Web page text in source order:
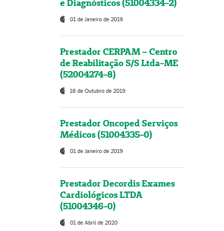
e Diagnósticos (51004334-2)
01 de Janeiro de 2019
Prestador CERPAM – Centro
de Reabilitação S/S Ltda-ME
(52004274-8)
18 de Outubro de 2019
Prestador Oncoped Serviços
Médicos (51004335-0)
01 de Janeiro de 2019
Prestador Decordis Exames
Cardiológicos LTDA
(51004346-0)
01 de Abril de 2020